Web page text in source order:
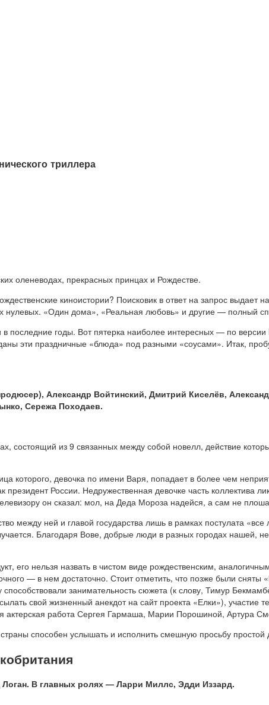
триллера
оленеводах, прекрасных принцах и Рождестве.
киноистории? Поисковик в ответ на запрос выдает
«Один дома», «Реальная любовь» и другие — полный
последние годы. Вот пятерка наиболее интересных — по версии
эти праздничные «блюда» под разными «соусами». Итак,
Александр Войтинский, Дмитрий Киселёв,
Сережа Походаев.
состоящий из 9 связанных между собой новелл, действие
которого, девочка по имени Варя, попадает в более чем
России. Недружественная девочке часть коллектива
он сказал: мол, на Деда Мороза надейся, а сам не
между ней и главой государства лишь в рамках постулата
Благодаря Вове, добрые люди в разных городах нашей,
его нельзя назвать в чистом виде рождественским,
— в нем достаточно. Стоит отметить, что позже были сняты
занимательность сюжета (к слову, Тимур
свой жизненный анекдот на сайт проекта «Елки»), участие
актерская работа Сергея Гармаша, Марии Порошиной, Артура
способен услышать и исполнить смешную просьбу простой
В главных ролях — Ларри Миллс, Эдди Иззард.